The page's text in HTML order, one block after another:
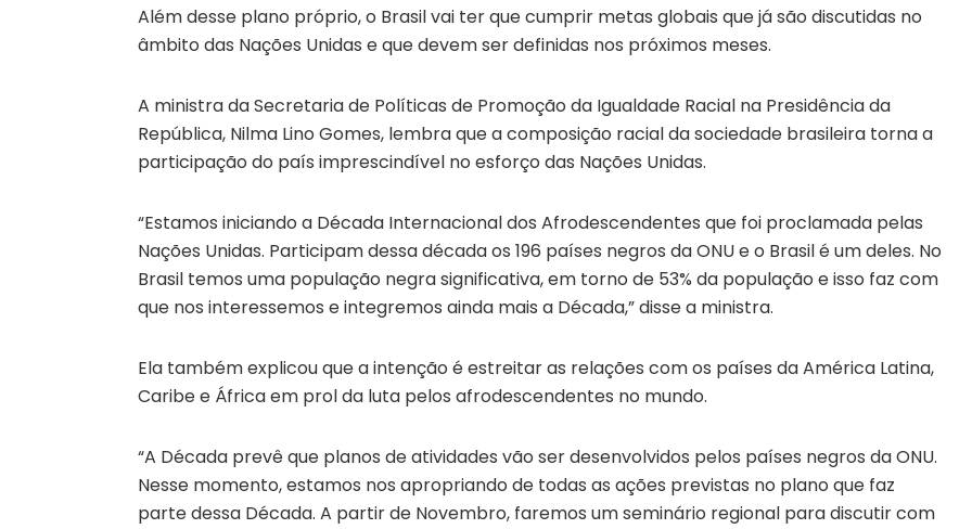
Além desse plano próprio, o Brasil vai ter que cumprir metas globais que já são discutidas no
âmbito das Nações Unidas e que devem ser definidas nos próximos meses.
A ministra da Secretaria de Políticas de Promoção da Igualdade Racial na Presidência da
República, Nilma Lino Gomes, lembra que a composição racial da sociedade brasileira torna a
participação do país imprescindível no esforço das Nações Unidas.
“Estamos iniciando a Década Internacional dos Afrodescendentes que foi proclamada pelas
Nações Unidas. Participam dessa década os 196 países negros da ONU e o Brasil é um deles. No
Brasil temos uma população negra significativa, em torno de 53% da população e isso faz com
que nos interessemos e integremos ainda mais a Década,” disse a ministra.
Ela também explicou que a intenção é estreitar as relações com os países da América Latina,
Caribe e África em prol da luta pelos afrodescendentes no mundo.
“A Década prevê que planos de atividades vão ser desenvolvidos pelos países negros da ONU.
Nesse momento, estamos nos apropriando de todas as ações previstas no plano que faz
parte dessa Década. A partir de Novembro, faremos um seminário regional para discutir com